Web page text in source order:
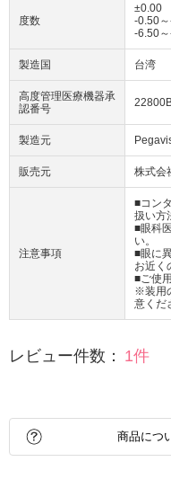
度数
±0.00
-0.50～
-6.50～
製造国 台湾
高度管理医療機器承
認番号
製造元
販売元 株式会
注意事項
■コン
扱い方
■眼科
い。
■眼に
お近く
■ご使
※装用
意くだ
レビュー件数： 1件
商品につ